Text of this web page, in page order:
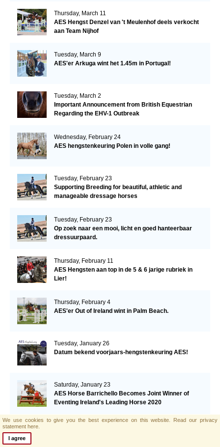
Thursday, March 11
AES Hengst Denzel van 't Meulenhof deels verkocht
aan Team Nijhof
Tuesday, March 9
AES'er Arkuga wint het 1.45m in Portugal!
Tuesday, March 2
Important Announcement from British Equestrian
Regarding the EHV-1 Outbreak
Wednesday, February 24
AES hengstenkeuring Polen in volle gang!
Tuesday, February 23
Supporting Breeding for beautiful, athletic and
manageable dressage horses
Tuesday, February 23
Op zoek naar een mooi, licht en goed hanteerbaar
dressuurpaard.
Thursday, February 11
AES Hengsten aan top in de 5 & 6 jarige rubriek in
Lier!
Thursday, February 4
AES'er Out of Ireland wint in Palm Beach.
Tuesday, January 26
Datum bekend voorjaars-hengstenkeuring AES!
Saturday, January 23
AES Horse Barrichello Becomes Joint Winner of
Eventing Ireland's Leading Horse 2020
We use cookies to give you the best experience on this website. Read our privacy
statement here.
I agree